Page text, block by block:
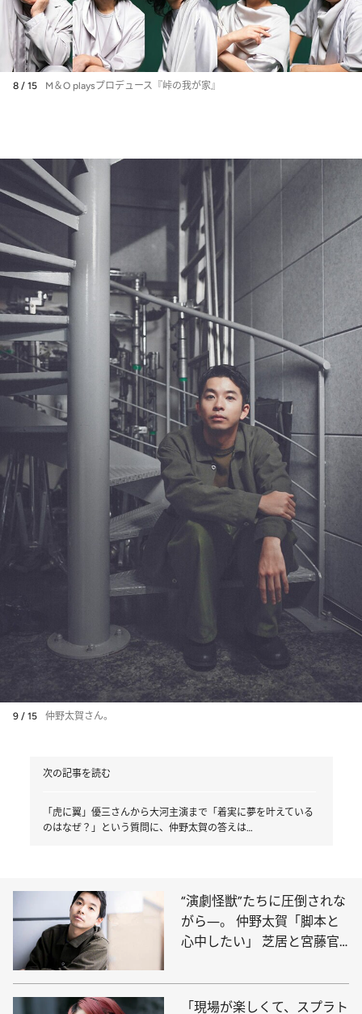
8 / 15 M＆O playsプロデュース『峠の我が家』
9 / 15 仲野太賀さん。
次の記事を読む
「虎に翼」優三さんから大河主演まで「着実に夢を叶えている
のはなぜ？」という質問に、仲野太賀の答えは…
“演劇怪獣”たちに圧倒されな
がら―。 仲野太賀「脚本と
心中したい」 芝居と宮藤官
「現場が楽しくて、スプラト